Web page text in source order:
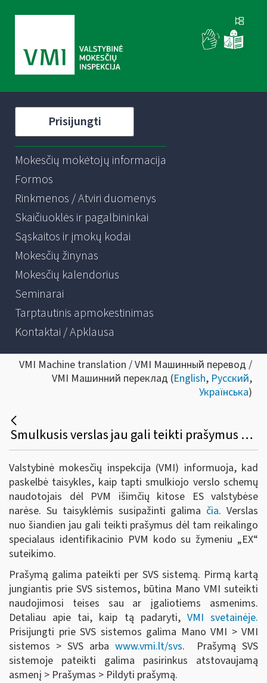
Prisijungti
Mokesčių mokėtojų informacija
Formos
Rinkmenos / Atviri duomenys
Skaičiuoklės ir pagalbininkai
Sąskaitos ir įmokų kodai
Mokesčių žinynas
Mokesčių kalendorius
Seminarai
Tarptautinis apmokestinimas
Kontaktai / Apklausa
VMI Machine translation / VMI Машинный перевод /
VMI Машинний переклад (English, Русский,
Українська)
Smulkusis verslas jau gali teikti prašymus pasinaudoti PVM išimtimi kitoje ES valstybėje narėje
Valstybinė mokesčių inspekcija (VMI) informuoja, kad
paskelbė taisykles, kaip tapti smulkiojo verslo schemų
naudotojais dėl PVM išimčių kitose ES valstybėse
narėse. Su taisyklėmis susipažinti galima čia. Verslas
nuo šiandien jau gali teikti prašymus dėl tam reikalingo
specialaus identifikacinio PVM kodo su žymeniu „EX“
suteikimo.
Prašymą galima pateikti per SVS sistemą. Pirmą kartą
jungiantis prie SVS sistemos, būtina Mano VMI suteikti
naudojimosi teises sau ar įgaliotiems asmenims.
Detaliau apie tai, kaip tą padaryti, VMI svetainėje.
Prisijungti prie SVS sistemos galima Mano VMI > VMI
sistemos > SVS arba www.vmi.lt/svs. Prašymą SVS
sistemoje pateikti galima pasirinkus atstovaujamą
asmenį > Prašymas > Pildyti prašymą.